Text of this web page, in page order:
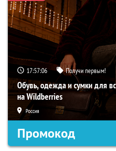
17:57:05 Получи первым!
Обувь, одежда и сумки для
на Wildberries
Россия
Промокод